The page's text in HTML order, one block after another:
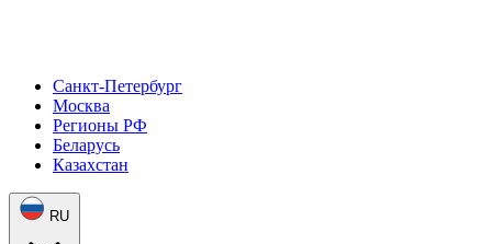
Санкт-Петербург
Москва
Регионы РФ
Беларусь
Казахстан
RU